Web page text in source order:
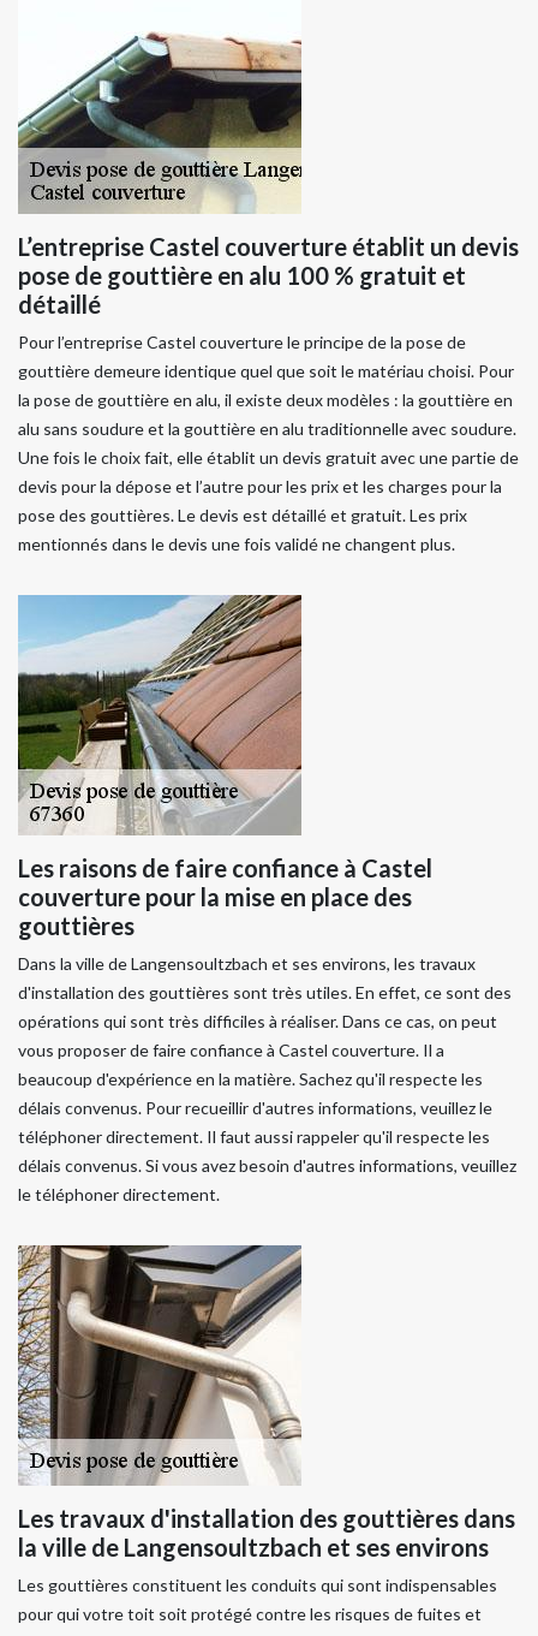
L’entreprise Castel couverture établit un devis
pose de gouttière en alu 100 % gratuit et
détaillé
Pour l’entreprise Castel couverture le principe de la pose de
gouttière demeure identique quel que soit le matériau choisi. Pour
la pose de gouttière en alu, il existe deux modèles : la gouttière en
alu sans soudure et la gouttière en alu traditionnelle avec soudure.
Une fois le choix fait, elle établit un devis gratuit avec une partie de
devis pour la dépose et l’autre pour les prix et les charges pour la
pose des gouttières. Le devis est détaillé et gratuit. Les prix
mentionnés dans le devis une fois validé ne changent plus.
Les raisons de faire confiance à Castel
couverture pour la mise en place des
gouttières
Dans la ville de Langensoultzbach et ses environs, les travaux
d'installation des gouttières sont très utiles. En effet, ce sont des
opérations qui sont très difficiles à réaliser. Dans ce cas, on peut
vous proposer de faire confiance à Castel couverture. Il a
beaucoup d'expérience en la matière. Sachez qu'il respecte les
délais convenus. Pour recueillir d'autres informations, veuillez le
téléphoner directement. Il faut aussi rappeler qu'il respecte les
délais convenus. Si vous avez besoin d'autres informations, veuillez
le téléphoner directement.
Les travaux d'installation des gouttières dans
la ville de Langensoultzbach et ses environs
Les gouttières constituent les conduits qui sont indispensables
pour qui votre toit soit protégé contre les risques de fuites et